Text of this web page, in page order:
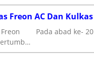
Freon AC Dan Kulkas
Freon Pada abad ke- 20